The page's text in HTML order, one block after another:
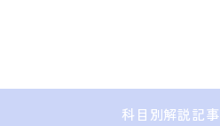
科目別解説記事